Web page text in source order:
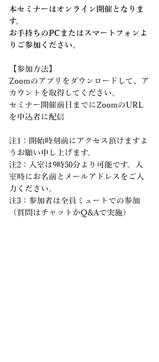
本セミナーはオンライン開催となりま
す。
お手持ちのPCまたはスマートフォンよ
りご参加ください。
【参加方法】
Zoomのアプリをダウンロードして、ア
カウントを取得してください。
セミナー開催前日までにZoomのURL
を申込者に配信
注1：開始時刻前にアクセス頂けますよ
うお願い申し上げます。
注2：入室は9時50分より可能です。入
室時にお名前とメールアドレスをご入
力ください。
注3：参加者は全員ミュートでの参加
（質問はチャットかQ&Aで実施）